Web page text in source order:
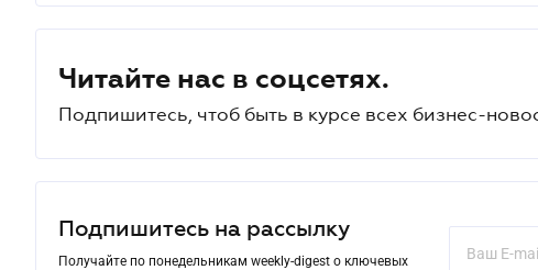
Читайте нас в соцсетях.
Подпишитесь, чтоб быть в курсе всех бизнес-
Подпишитесь на рассылку
Получайте по понедельникам weekly-digest о ключевых